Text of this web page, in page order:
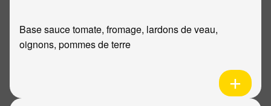
Base sauce tomate, fromage, lardons de veau,
oignons, pommes de terre